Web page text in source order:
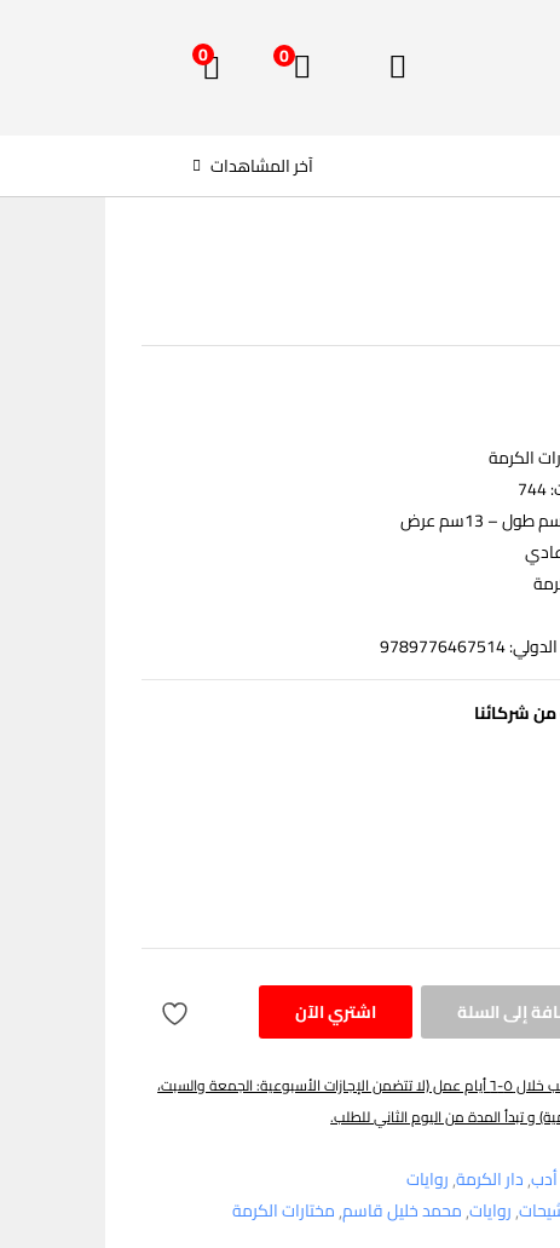
0
0
آخر المشاهدات
الكرمة
شركائنا
إلى السلة اشتري الآن
يتم توصيل الطلب خلال ٥-٦ أيام عمل (لا تتضمن الإجازات الأسبوعية: الجمعة والسبت،
و تبدأ المدة من اليوم الثاني للطلب.
أدب دار الكرمة روايات
روايات محمد خليل قاسم مختارات الكرمة